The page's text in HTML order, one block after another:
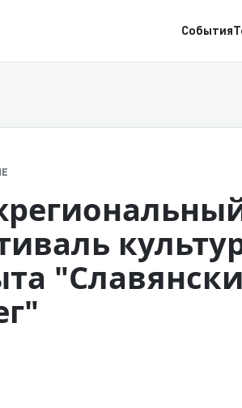
События